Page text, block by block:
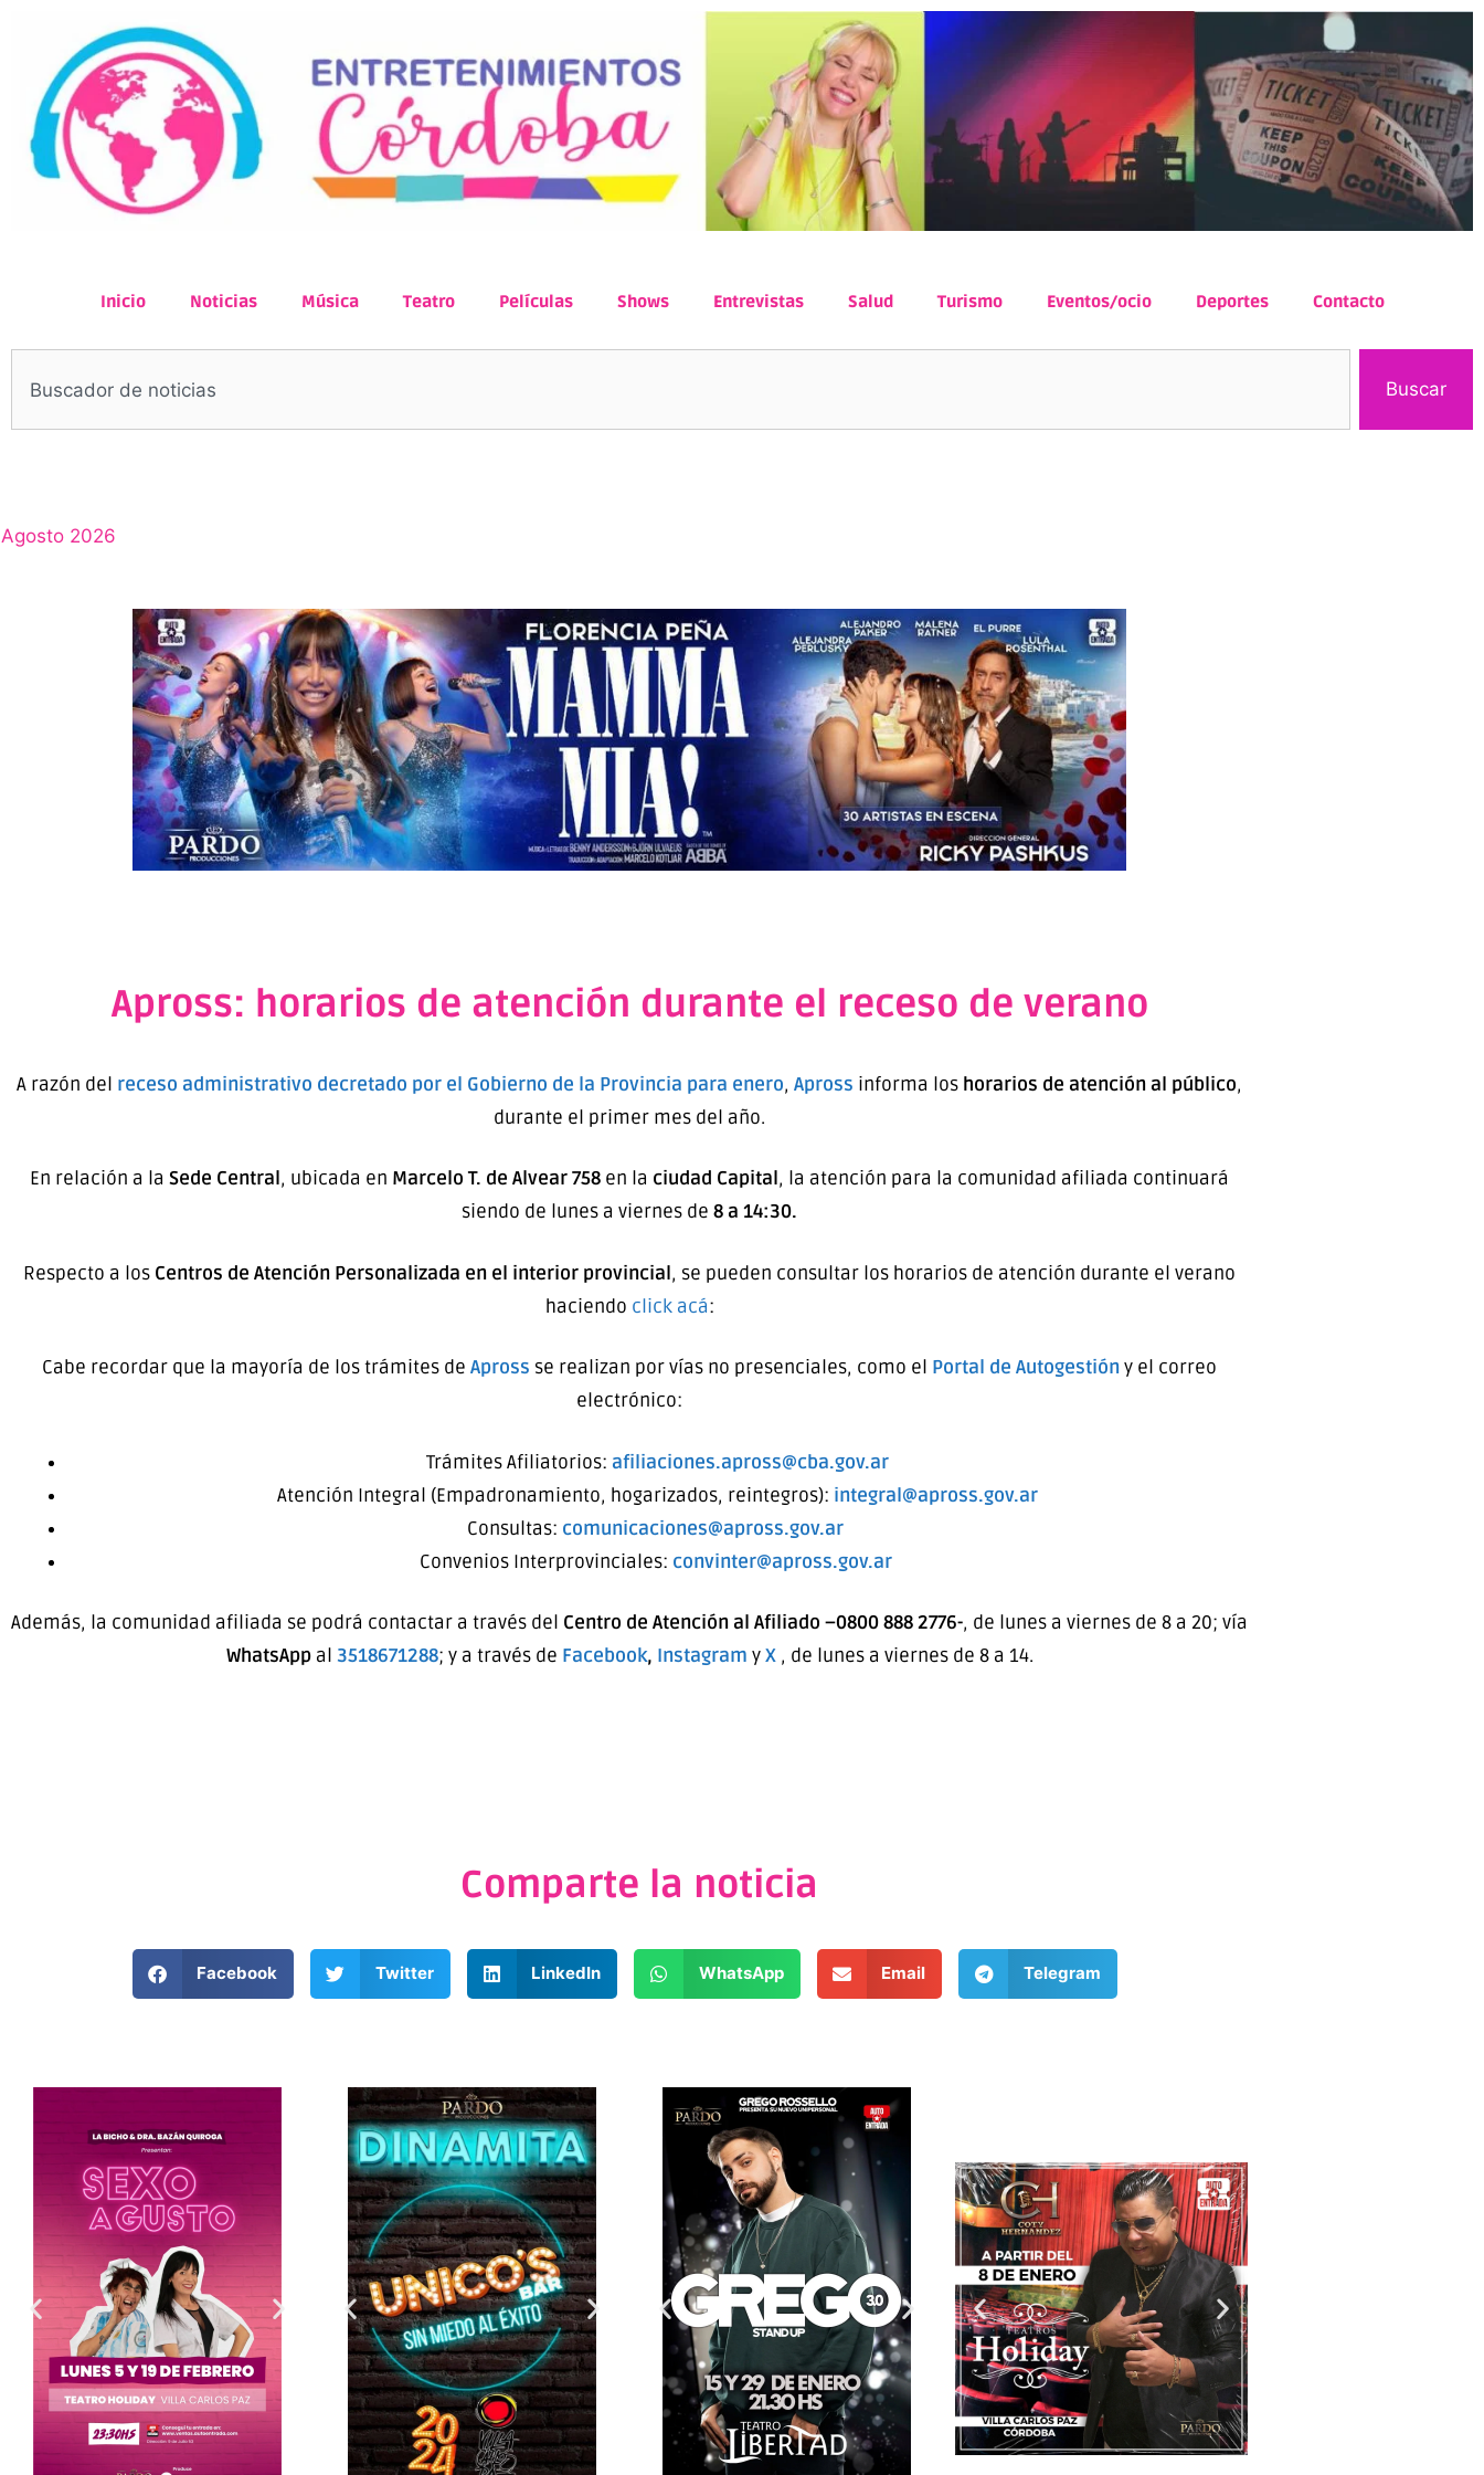
Inicio Noticias Música Teatro Películas Shows Entrevistas Salud Turismo Eventos/ocio Deportes Contacto
Buscar
Agosto 2026
Apross: horarios de atención durante el receso de verano
A razón del receso administrativo decretado por el Gobierno de la Provincia para enero, Apross informa los horarios de atención al público,
durante el primer mes del año.
En relación a la Sede Central, ubicada en Marcelo T. de Alvear 758 en la ciudad Capital, la atención para la comunidad afiliada continuará
siendo de lunes a viernes de 8 a 14:30.
Respecto a los Centros de Atención Personalizada en el interior provincial, se pueden consultar los horarios de atención durante el verano
haciendo click acá:
Cabe recordar que la mayoría de los trámites de Apross se realizan por vías no presenciales, como el Portal de Autogestióny el correo
electrónico:
Trámites Afiliatorios: afiliaciones.apross@cba.gov.ar
Atención Integral (Empadronamiento, hogarizados, reintegros): integral@apross.gov.ar
Consultas: comunicaciones@apross.gov.ar
Convenios Interprovinciales: convinter@apross.gov.ar
Además, la comunidad afiliada se podrá contactar a través del Centro de Atención al Afiliado –0800 888 2776-, de lunes a viernes de 8 a 20; vía
WhatsApp al 3518671288; y a través de Facebook, Instagram yX , de lunes a viernes de 8 a 14.
Comparte la noticia
Facebook Twitter LinkedIn WhatsApp Email Telegram